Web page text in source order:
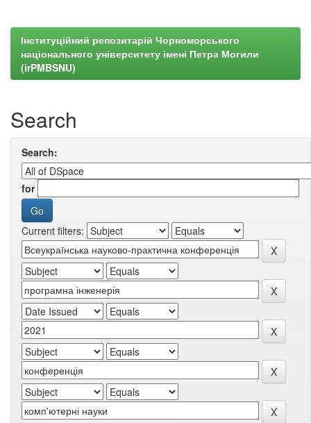
Інституційний репозитарій Чорноморського
національного університету імені Петра Могили
(irPMBSNU)
Search
Search:
for
Current filters: